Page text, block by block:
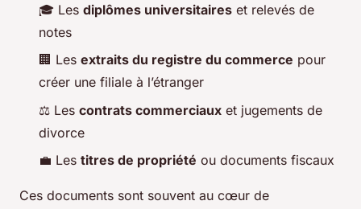
🎓 Les diplômes universitaires et relevés de
notes
🏢 Les extraits du registre du commerce pour
créer une filiale à l’étranger
⚖️ Les contrats commerciaux et jugements de
divorce
💼 Les titres de propriété ou documents fiscaux
Ces documents sont souvent au cœur de